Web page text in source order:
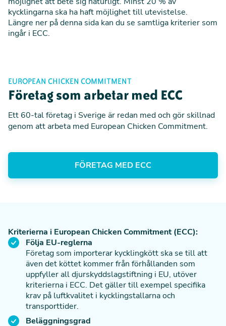
kycklingarna ska ha haft möjlighet till utevistelse.
Längre ner på denna sida kan du se samtliga kriterier som
ingår i ECC.
EUROPEAN CHICKEN COMMITMENT
Företag som arbetar med ECC
Ett 60-tal företag i Sverige är redan med och gör skillnad
genom att arbeta med European Chicken Commitment.
FÖRETAG MED ECC
Kriterierna i European Chicken Commitment (ECC):
Följa EU-reglerna
Företag som importerar kycklingkött ska se till att
även det köttet kommer från förhållanden som
uppfyller all djurskyddslagstiftning i EU, utöver
kriterierna i ECC. Det gäller till exempel specifika
krav på luftkvalitet i kycklingstallarna och
transporttider.
Beläggningsgrad